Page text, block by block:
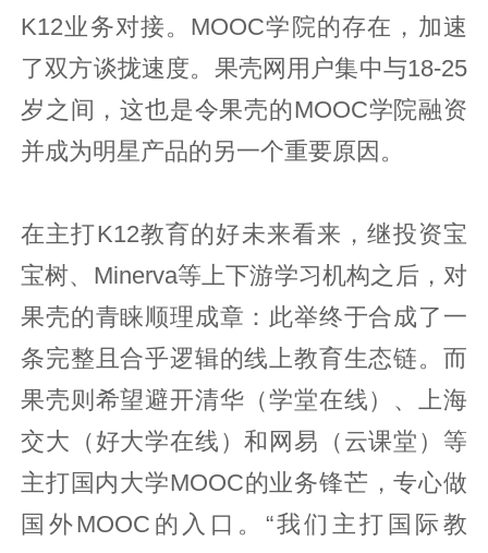
K12业务对接。MOOC学院的存在，加速
了双方谈拢速度。果壳网用户集中与18-25
岁之间，这也是令果壳的MOOC学院融资
并成为明星产品的另一个重要原因。
在主打K12教育的好未来看来，继投资宝
宝树、Minerva等上下游学习机构之后，对
果壳的青睐顺理成章：此举终于合成了一
条完整且合乎逻辑的线上教育生态链。而
果壳则希望避开清华（学堂在线）、上海
交大（好大学在线）和网易（云课堂）等
主打国内大学MOOC的业务锋芒，专心做
国外MOOC的入口。“我们主打国际教